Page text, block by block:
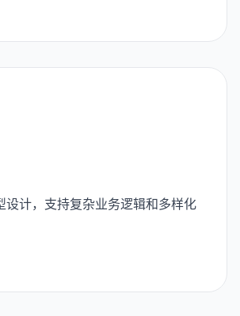
设计，支持复杂业务逻辑和多样化